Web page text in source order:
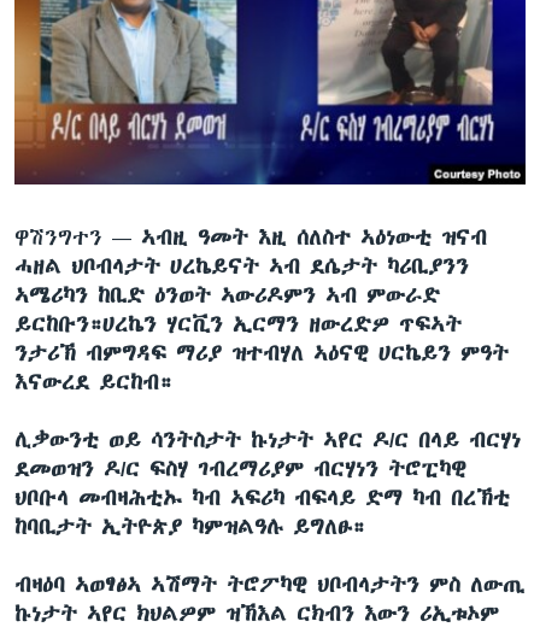
ቂሔ ጽልሚ
ቋንቋታት
ዋሽንግተን — ኣብዚ ዓመት እዚ ሰለስተ ኣዕነውቲ ዝናብ
ሓዘል ህቦብላታት ሀረኬይናት ኣብ ደሴታት ካሪቢያንን
ኣሜሪካን ከቢድ ዕንወት ኣውሪዶምን ኣብ ምውራድ
ይርከቡን።ሀረኬን ሃርቪን ኢርማን ዘውረድዎ ጥፍኣት
ንታሪኽ ብምግዳፍ ማሪያ ዝተብሃለ ኣዕናዊ ሀርኬይን ምዓት
እናውረደ ይርከብ።
ሊቃውንቲ ወይ ሳንትስታት ኩነታት ኣየር ዶ/ር በላይ ብርሃነ
ደመወዝን ዶ/ር ፍስሃ ገብረማሪያም ብርሃነን ትሮፒካዊ
ህቦቡላ መብዛሕቲኡ ካብ ኣፍሪካ ብፍላይ ድማ ካብ በረኽቲ
ከባቢታት ኢትዮጵያ ካምዝልዓሉ ይግለፁ።
ብዛዕባ ኣወፃፅኣ ኣሽማት ትሮፖካዊ ህቦብላታትን ምስ ለውጢ
ኩነታት ኣየር ክህልዎም ዝኽእል ርክብን እውን ሪኢቱኦም